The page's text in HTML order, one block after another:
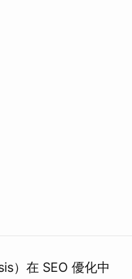
）在 SEO 優化中